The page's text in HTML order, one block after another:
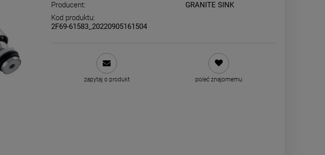
Producent:
GRANITE SINK
Kod produktu:
2F69-61583_20220905161504
zapytaj o produkt poleć znajomemu